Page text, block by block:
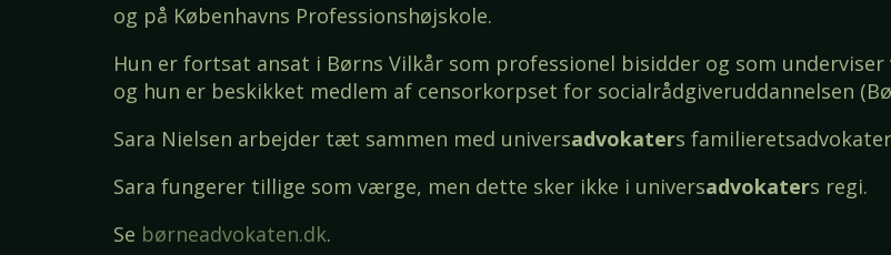
og på Københavns Professionshøjskole.
Hun er fortsat ansat i Børns Vilkår som professionel bisidder og som
og hun er beskikket medlem af censorkorpset for socialrådgiveruddannelsen
Sara Nielsen arbejder tæt sammen med universadvokaters
Sara fungerer tillige som værge, men dette sker ikke i universadvokaters regi.
Se børneadvokaten.dk.